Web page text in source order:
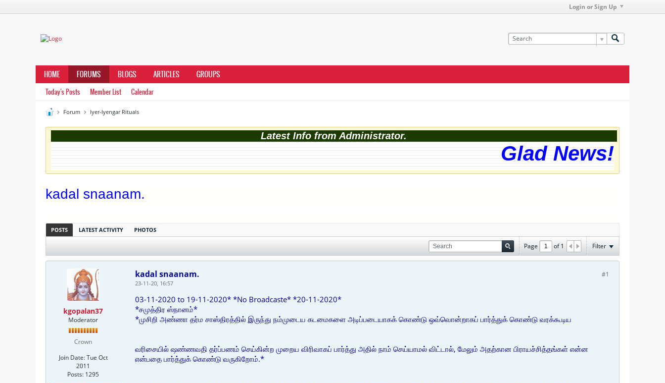
Login or Sign Up
HOME FORUMS BLOGS ARTICLES GROUPS
Today's Posts Member List Calendar
Forum Iyer-Iyengar Rituals
Latest Info from Administrator.
Glad News!
kadal snaanam.
POSTS LATEST ACTIVITY PHOTOS
Page of1 Filter
kgopalan37
Moderator
Crown
Join Date: Tue Oct
2011
Posts: 1295
#1
kadal snaanam.
23-11-20, 16:57
03-11-2020 to 19-11-2020* *No Broadcaste* *20-11-2020*
*சமுத்திர ஸ்நானம்*
*முசிறி அண்ணா தர்ம சாஸ்திரத்தில் இருந்து நம்முடைய கடமைகளை அடிப்படையாகக் கொண்டு ஒவ்வொன்றாகப் பார்த்துக் கொண்டு வரக்கூடிய
வரிசையில் ஷண்ணவதி தர்ப்பணம் செய்கின்ற முறைய விரிவாகப் பார்த்து அதில் நாம் செய்யாமல் விட்டால், மேலும் அதற்கான பிராயச்சித்தங்கள் என்ன
என்பதை பார்த்துக் கொண்டு வருகிறோம்.*